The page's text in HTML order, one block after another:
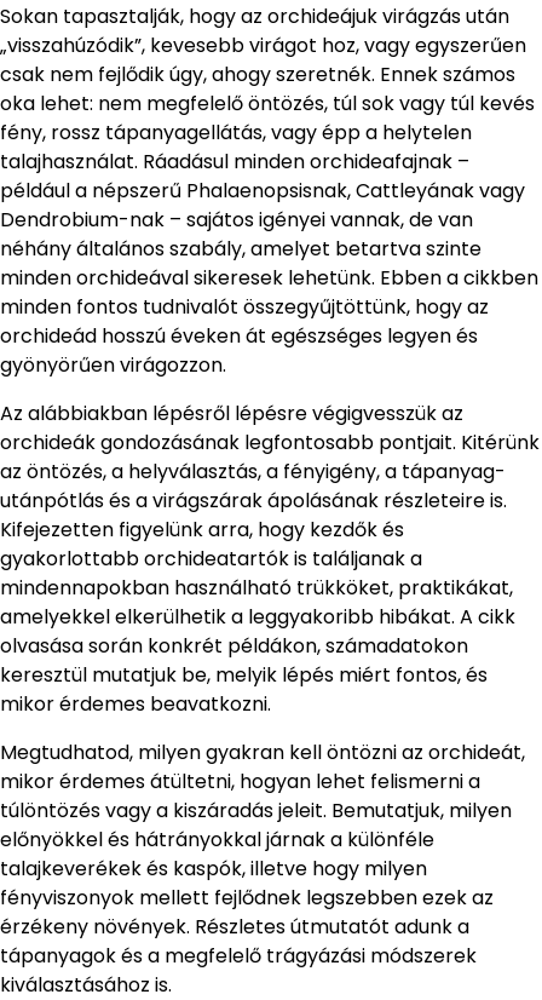
Sokan tapasztalják, hogy az orchideájuk virágzás után
„visszahúzódik”, kevesebb virágot hoz, vagy egyszerűen
csak nem fejlődik úgy, ahogy szeretnék. Ennek számos
oka lehet: nem megfelelő öntözés, túl sok vagy túl kevés
fény, rossz tápanyagellátás, vagy épp a helytelen
talajhasználat. Ráadásul minden orchideafajnak –
például a népszerű Phalaenopsisnak, Cattleyának vagy
Dendrobium-nak – sajátos igényei vannak, de van
néhány általános szabály, amelyet betartva szinte
minden orchideával sikeresek lehetünk. Ebben a cikkben
minden fontos tudnivalót összegyűjtöttünk, hogy az
orchideád hosszú éveken át egészséges legyen és
gyönyörűen virágozzon.
Az alábbiakban lépésről lépésre végigvesszük az
orchideák gondozásának legfontosabb pontjait. Kitérünk
az öntözés, a helyválasztás, a fényigény, a tápanyag-
utánpótlás és a virágszárak ápolásának részleteire is.
Kifejezetten figyelünk arra, hogy kezdők és
gyakorlottabb orchideatartók is találjanak a
mindennapokban használható trükköket, praktikákat,
amelyekkel elkerülhetik a leggyakoribb hibákat. A cikk
olvasása során konkrét példákon, számadatokon
keresztül mutatjuk be, melyik lépés miért fontos, és
mikor érdemes beavatkozni.
Megtudhatod, milyen gyakran kell öntözni az orchideát,
mikor érdemes átültetni, hogyan lehet felismerni a
túlöntözés vagy a kiszáradás jeleit. Bemutatjuk, milyen
előnyökkel és hátrányokkal járnak a különféle
talajkeverékek és kaspók, illetve hogy milyen
fényviszonyok mellett fejlődnek legszebben ezek az
érzékeny növények. Részletes útmutatót adunk a
tápanyagok és a megfelelő trágyázási módszerek
kiválasztásához is.